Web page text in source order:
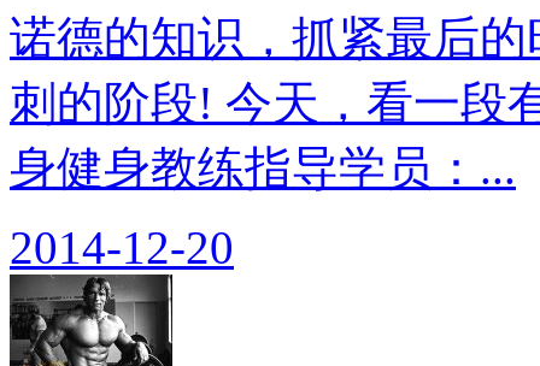
诺德的知识，抓紧最后
刺的阶段! 今天，看一段
身健身教练指导学员：...
2014-12-20